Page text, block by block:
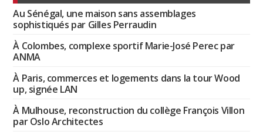
Au Sénégal, une maison sans assemblages
sophistiqués par Gilles Perraudin
À Colombes, complexe sportif Marie-José Perec par
ANMA
À Paris, commerces et logements dans la tour Wood
up, signée LAN
À Mulhouse, reconstruction du collège François Villon
par Oslo Architectes